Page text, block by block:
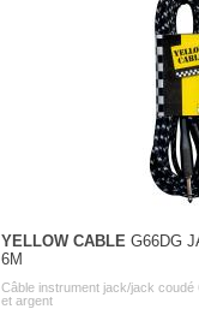
YELLOW CABLEG66DG
6M
Câble instrument jack/jack coudé
et argent